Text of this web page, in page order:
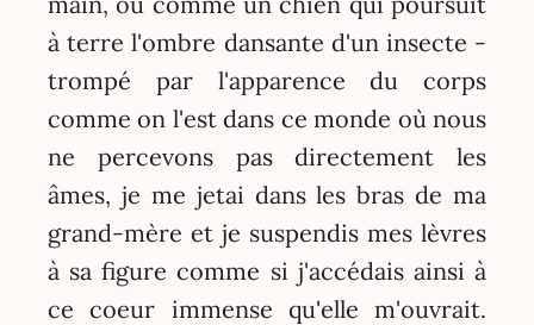
à terre l'ombre dansante d'un insecte -
trompé par l'apparence du corps
comme on l'est dans ce monde où nous
ne percevons pas directement les
âmes, je me jetai dans les bras de ma
grand-mère et je suspendis mes lèvres
à sa figure comme si j'accédais ainsi à
ce coeur immense qu'elle m'ouvrait.